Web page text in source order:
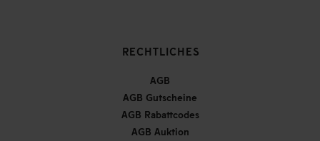
RECHTLICHES
AGB
AGB Gutscheine
AGB Rabattcodes
AGB Auktion